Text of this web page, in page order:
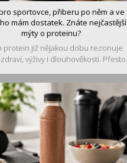
sportovce, přiberu po něm a ve
mám dostatek. Znáte nejčastější
mýty o proteinu?
protein již nějakou dobu rezonuje
výživy i dlouhověkosti. Přesto...